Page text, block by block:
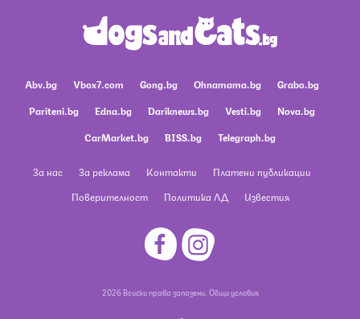
Abv.bg Vbox7.com Gong.bg Ohnamama.bg
Grabo.bg
Pariteni.bg
Edna.bg Dariknews.bg Vesti.bg
Nova.bg
CarMarket.bg
BISS.bg Telegraph.bg
За нас За реклама Контакти
Платени публикации
Поверителност
Политика ЛД Известия
2026 Всички права запазени. Общи условия